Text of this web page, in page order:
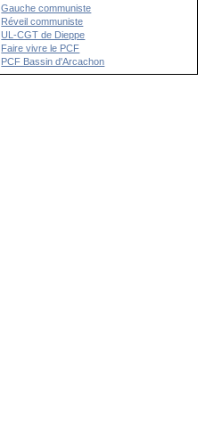
Gauche communiste
Réveil communiste
UL-CGT de Dieppe
Faire vivre le PCF
PCF Bassin d'Arcachon